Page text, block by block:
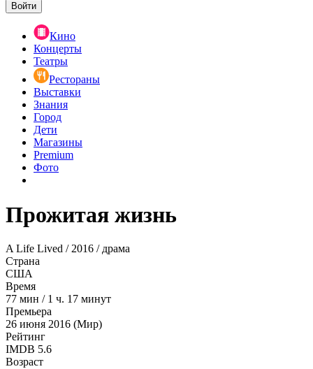
Войти
Кино
Концерты
Театры
Рестораны
Выставки
Знания
Город
Дети
Магазины
Premium
Фото
Прожитая жизнь
A Life Lived / 2016 / драма
Страна
США
Время
77 мин / 1 ч. 17 минут
Премьера
26 июня 2016 (Мир)
Рейтинг
IMDB 5.6
Возраст